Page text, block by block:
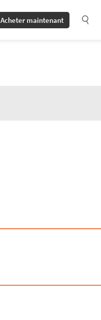
Acheter maintenant